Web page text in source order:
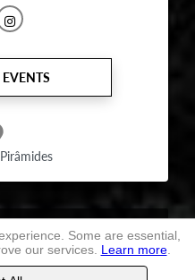
EVENTS
of use
Ltd. -2026
Some are essential,
our services. Learn more.